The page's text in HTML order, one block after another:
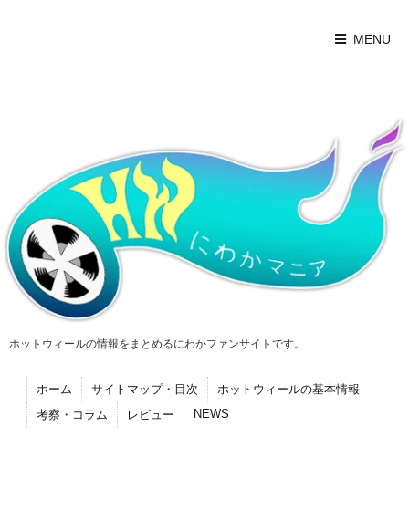
MENU
ホットウィールの情報をまとめるにわかファンサイトです。
ホーム サイトマップ・目次
ホットウィールの基本情報
考察・コラム
レビュー NEWS